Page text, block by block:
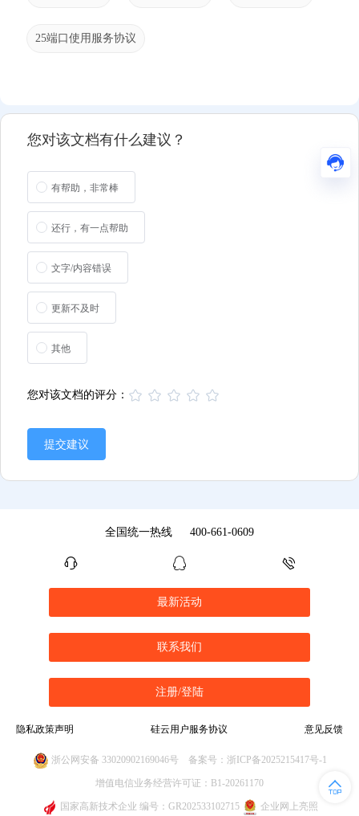
25端口使用服务协议
您对该文档有什么建议？
有帮助，非常棒
还行，有一点帮助
文字/内容错误
更新不及时
其他
您对该文档的评分：
提交建议
全国统一热线 400-661-0609
最新活动
联系我们
注册/登陆
隐私政策声明 硅云用户服务协议 意见反馈
浙公网安备 33020902169046号 备案号：浙ICP备2025215417号-1
增值电信业务经营许可证：B1-20261170
国家高新技术企业 编号：GR202533102715 企业网上亮照